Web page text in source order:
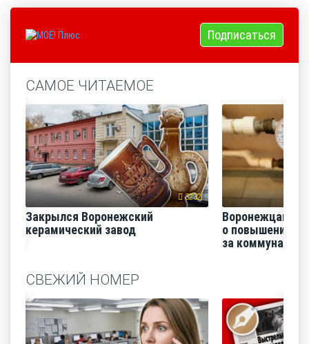
Подписаться
САМОЕ ЧИТАЕМОЕ
3232
Закрылся Воронежский
керамический завод
Воронежцам
о повышении
за
СВЕЖИЙ НОМЕР